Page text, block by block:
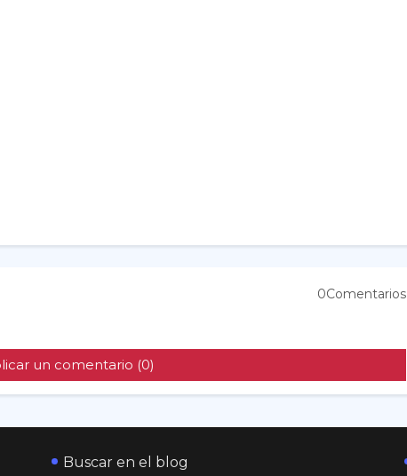
0Comentarios
un comentario (0)
Buscar en el blog